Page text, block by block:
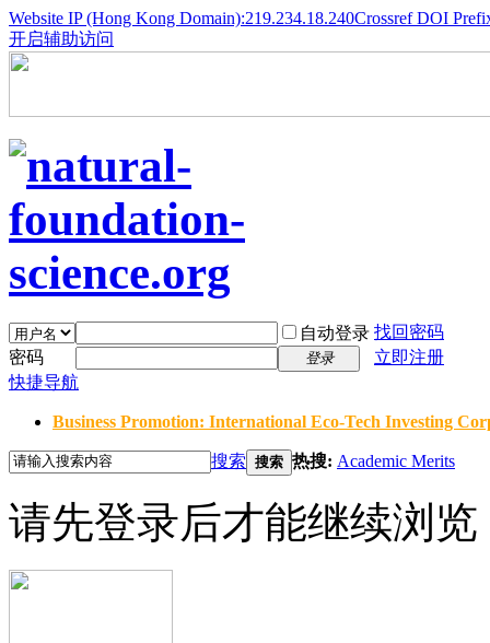
Website IP (Hong Kong Domain):219.234.18.240Crossref DOI
开启辅助访问
自动登录 找回密码
密码
登录
立即注册
快捷导航
Business Promotion: International Eco-Tech Investing
搜索 搜索 热搜: Academic Merits
请先登录后才能继续浏览